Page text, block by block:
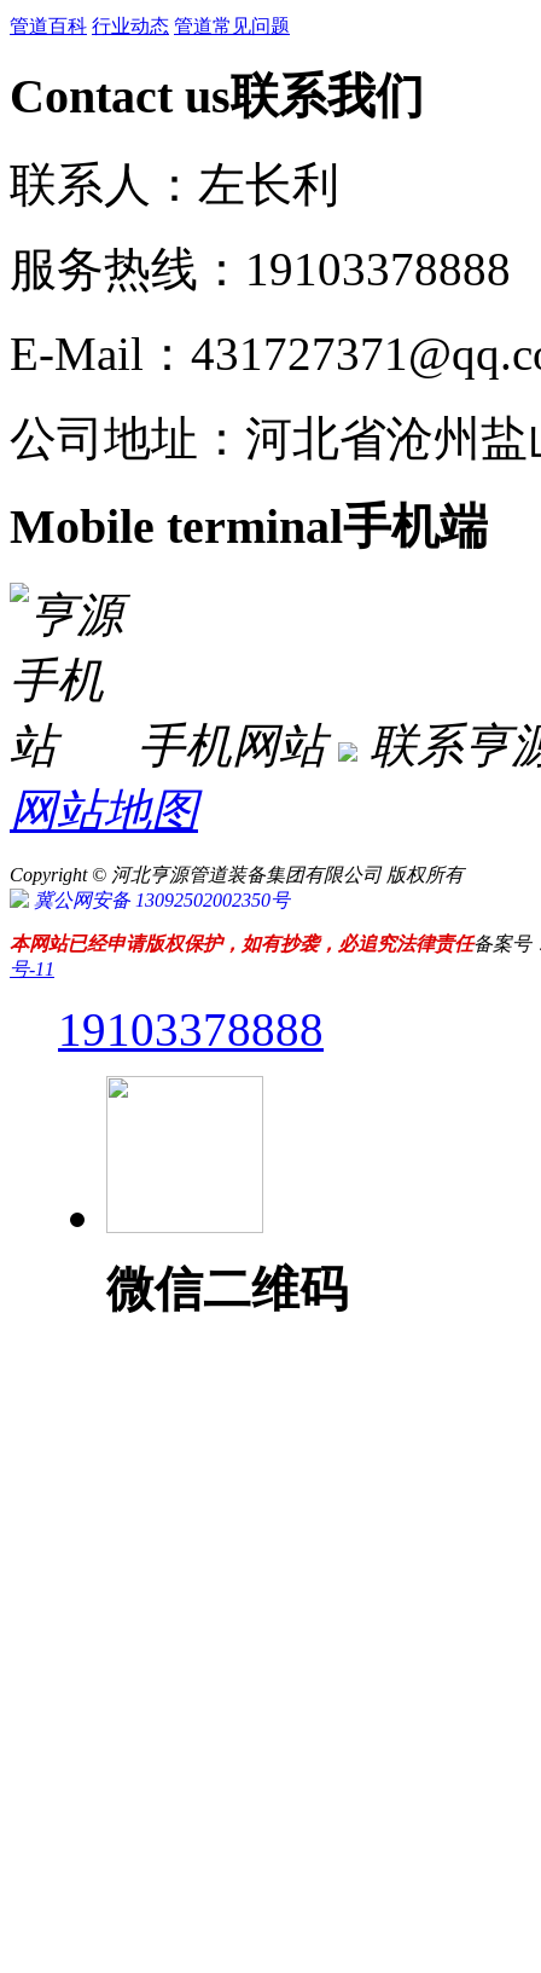
管道百科 行业动态 管道常见问题
Contact us联系我们
联系人：左长利
服务热线：19103378888
E-Mail：
公司地址：河北省沧州
Mobile terminal手机端
手机网站
联系亨
网站地图
Copyright © 河北亨源管道装备集团有限公司 版权所有
冀公网安备 13092502002350号
本网站已经申请版权保护，如有抄袭，必追究法律责任备案号
号-11
19103378888
微信二维码